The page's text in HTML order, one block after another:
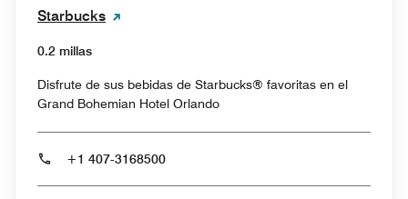
Starbucks
0.2 millas
Disfrute de sus bebidas de Starbucks® favoritas en el
Grand Bohemian Hotel Orlando
+1 407-3168500